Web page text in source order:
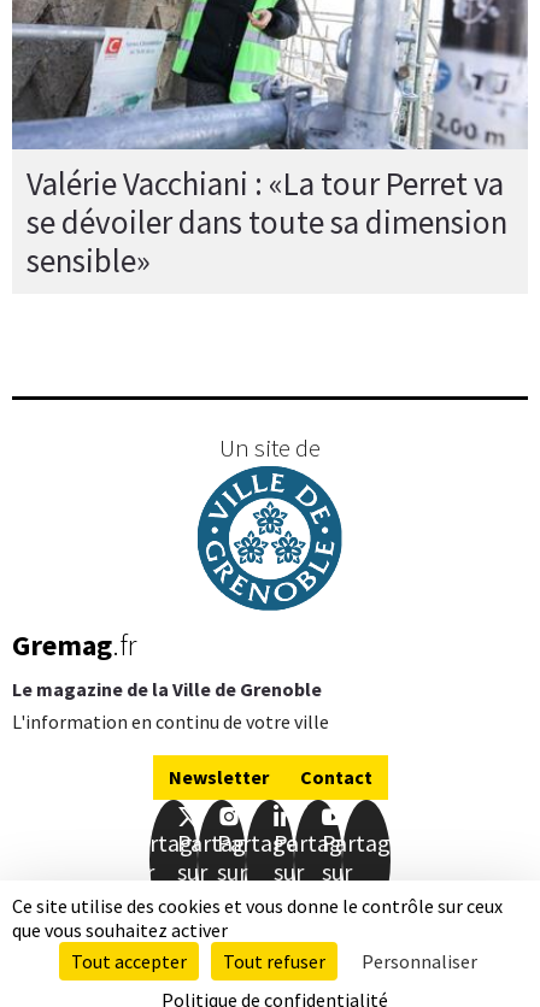
Ce site utilise des cookies et vous donne le contrôle sur ceux
que vous souhaitez activer
Tout accepter
Tout refuser
Personnaliser
Politique de confidentialité
Valérie Vacchiani : «La tour Perret va
se dévoiler dans toute sa dimension
sensible»
Un site de
Gremag.fr
Le magazine de la Ville de Grenoble
L'information en continu de votre ville
Newsletter Contact
Partager
sur
Facebook
Partager
sur
Twitter
Partager
sur
Instagram
Partager
sur
LinkedIn
Partager
sur
Youtube
Mentions légalesDonnées personnelles
Accessibilité totalement conformePlan de site
Qui sommes-nous